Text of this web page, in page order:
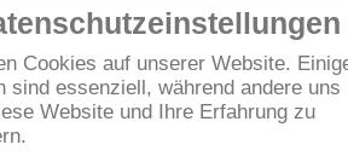
Cookies auf unserer Website.
sind essenziell, während andere uns
Website und Ihre Erfahrung zu